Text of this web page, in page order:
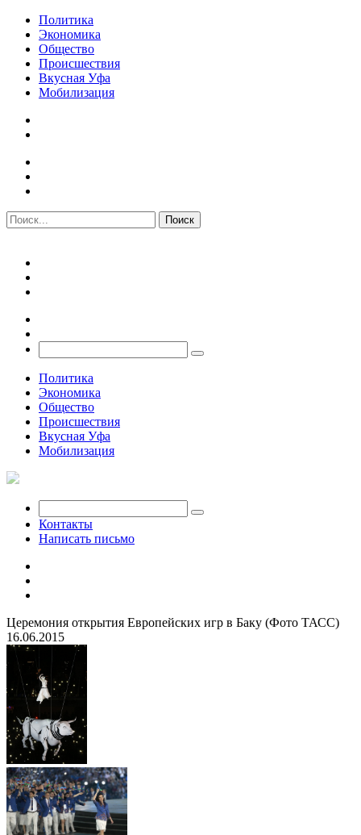
Политика
Экономика
Общество
Происшествия
Вкусная Уфа
Мобилизация
Политика
Экономика
Общество
Происшествия
Вкусная Уфа
Мобилизация
Контакты
Написать письмо
Церемония открытия Европейских игр в Баку (Фото ТАСС)
16.06.2015